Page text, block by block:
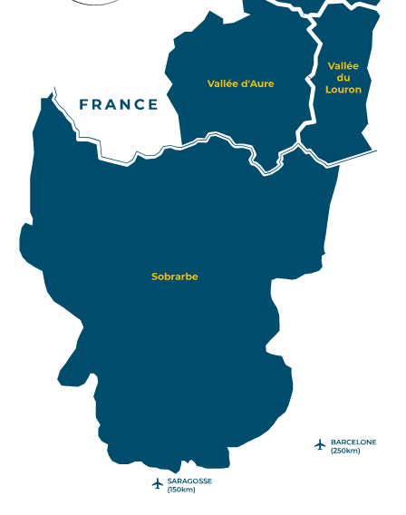
spécificités. Pour les itinérants et les amoureux des
voyages insolites, Pyrénées2vallées vous offre un
accès au Sobrarbe, province de Huesca au nord de
l’Aragon. Retrouvez aussi cette province espagnole
sur notre carte, qui caractérise le versant sud de
P2V. Les amateurs d’Art, d’Histoire et de
gastronomie pourront ainsi poursuivre leur
plaisante découverte des vallées pyrénéennes dans
ce site qui regroupe 70 villages atypiques.
Agrémentez ainsi votre séjour au sein des Pyrénées
par un road trip au sein du Sobrarbe.